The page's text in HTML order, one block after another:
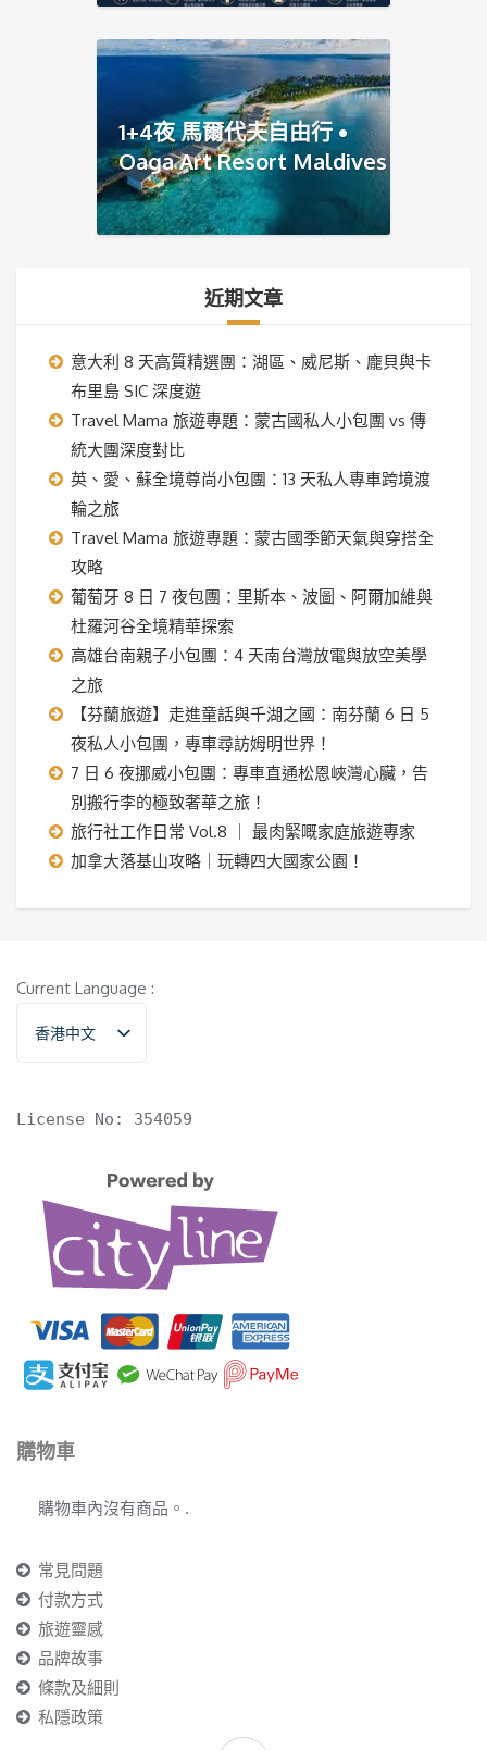
1+4夜 馬爾代夫自由行 •
Oaga Art Resort Maldives
近期文章
意大利 8 天高質精選團：湖區、威尼斯、龐貝與卡
布里島 SIC 深度遊
Travel Mama 旅遊專題：蒙古國私人小包團 vs 傳
統大團深度對比
英、愛、蘇全境尊尚小包團：13 天私人專車跨境渡
輪之旅
Travel Mama 旅遊專題：蒙古國季節天氣與穿搭全
攻略
葡萄牙 8 日 7 夜包團：里斯本、波圖、阿爾加維與
杜羅河谷全境精華探索
高雄台南親子小包團：4 天南台灣放電與放空美學
之旅
【芬蘭旅遊】走進童話與千湖之國：南芬蘭 6 日 5
夜私人小包團，專車尋訪姆明世界！
7 日 6 夜挪威小包團：專車直通松恩峽灣心臟，告
別搬行李的極致奢華之旅！
旅行社工作日常 Vol.8 ｜ 最肉緊嘅家庭旅遊專家
加拿大落基山攻略｜玩轉四大國家公園！
Current Language :
香港中文
English
License No: 354059
購物車
購物車內沒有商品。.
常見問題
付款方式
旅遊靈感
品牌故事
條款及細則
私隱政策